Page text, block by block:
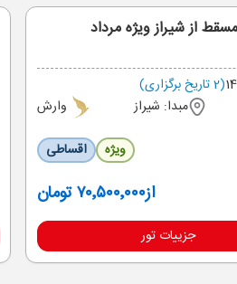
(2 تاریخ برگزاری)
مبدا: شیراز
وارش
ویژه
اقساطی
از۷۰٬۵۰۰٬۰۰۰ تومان
جزییات تور